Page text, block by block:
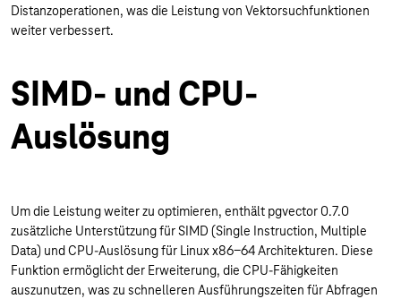
Distanzoperationen, was die Leistung von Vektorsuchfunktionen
weiter verbessert.
SIMD- und CPU-
Auslösung
Um die Leistung weiter zu optimieren, enthält pgvector 0.7.0
zusätzliche Unterstützung für SIMD (Single Instruction, Multiple
Data) und CPU-Auslösung für Linux x86-64 Architekturen. Diese
Funktion ermöglicht der Erweiterung, die CPU-Fähigkeiten
auszunutzen, was zu schnelleren Ausführungszeiten für Abfragen